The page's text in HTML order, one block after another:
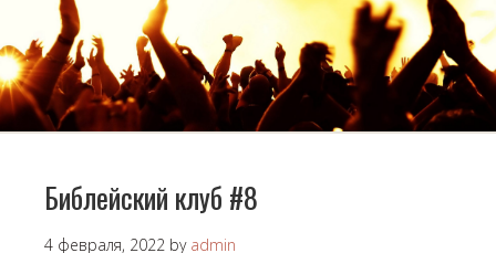
Библейский клуб #8
4 февраля, 2022 by admin